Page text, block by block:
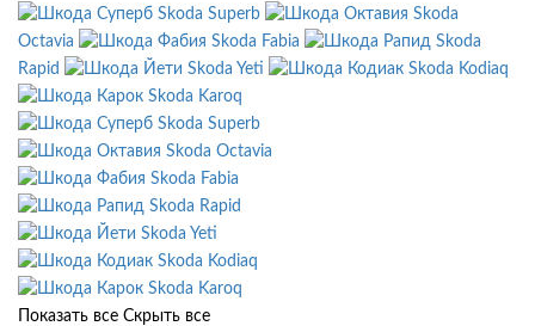
Skoda Superb
Skoda
Octavia
Skoda Fabia
Skoda
Rapid
Skoda Yeti
Skoda Kodiaq
Skoda Karoq
Skoda Superb
Skoda Octavia
Skoda Fabia
Skoda Rapid
Skoda Yeti
Skoda Kodiaq
Skoda Karoq
Показать все Скрыть все